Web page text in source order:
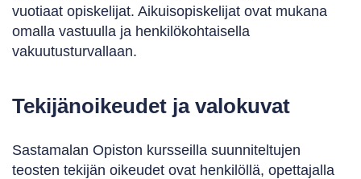
vuotiaat opiskelijat. Aikuisopiskelijat ovat mukana
omalla vastuulla ja henkilökohtaisella
vakuutusturvallaan.
Tekijänoikeudet ja valokuvat
Sastamalan Opiston kursseilla suunniteltujen
teosten tekijän oikeudet ovat henkilöllä, opettajalla